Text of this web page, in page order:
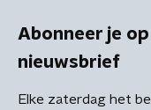
Abonneer je
nieuwsbrief
Elke zaterdag het